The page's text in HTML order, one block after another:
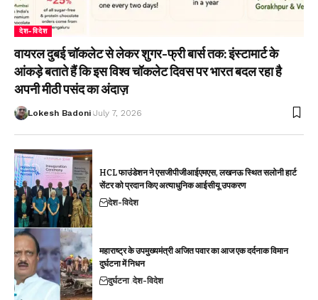
देश-विदेश
वायरल दुबई चॉकलेट से लेकर शुगर-फ्री बार्स तक: इंस्टामार्ट के
आंकड़े बताते हैं कि इस विश्व चॉकलेट दिवस पर भारत बदल रहा है
अपनी मीठी पसंद का अंदाज़
Lokesh Badoni July 7, 2026
HCL फाउंडेशन ने एसजीपीजीआईएमएस, लखनऊ स्थित सलोनी हार्ट
सेंटर को प्रदान किए अत्याधुनिक आईसीयू उपकरण
देश-विदेश
महाराष्ट्र के उपमुख्यमंत्री अजित पवार का आज एक दर्दनाक विमान
दुर्घटना में निधन
दुर्घटना देश-विदेश